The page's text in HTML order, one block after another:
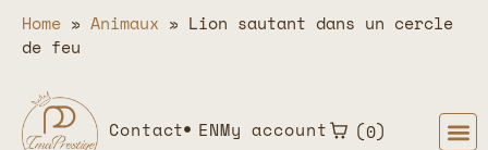
Home » Animaux » Lion sautant dans un cercle
de feu
Contact ENMy account 0